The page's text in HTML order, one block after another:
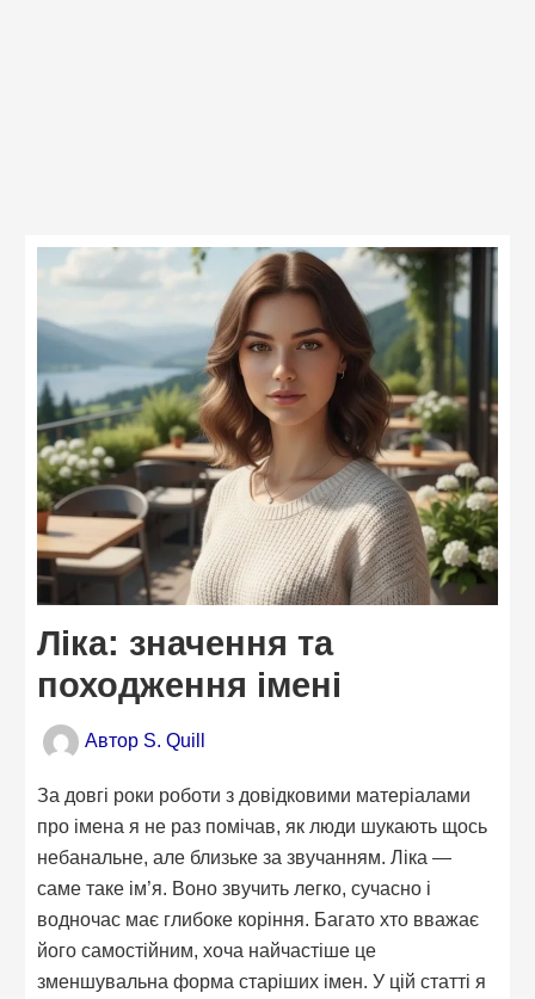
Ліка: значення та
походження імені
Автор S. Quill
За довгі роки роботи з довідковими матеріалами
про імена я не раз помічав, як люди шукають щось
небанальне, але близьке за звучанням. Ліка —
саме таке ім’я. Воно звучить легко, сучасно і
водночас має глибоке коріння. Багато хто вважає
його самостійним, хоча найчастіше це
зменшувальна форма старіших імен. У цій статті я